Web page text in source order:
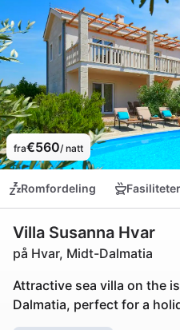
fra€560/ natt
Romfordeling Fasiliteter
Villa Susanna Hvar
på Hvar, Midt-Dalmatia
Attractive sea villa on the
Dalmatia, perfect for a